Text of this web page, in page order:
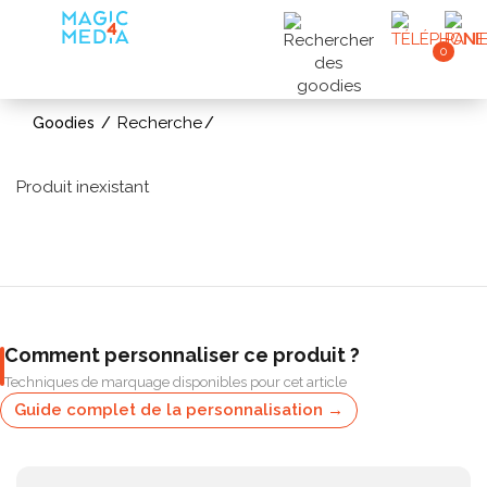
0
Goodies Recherche
Produit inexistant
Comment personnaliser ce produit ?
Techniques de marquage disponibles pour cet article
Guide complet de la personnalisation →